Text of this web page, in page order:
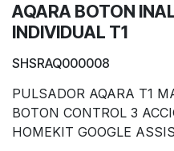
AQARA BOTON
INDIVIDUAL T1
SHSRAQ000008
PULSADOR AQARA T1
BOTON CONTROL 3
HOMEKIT GOOGLE